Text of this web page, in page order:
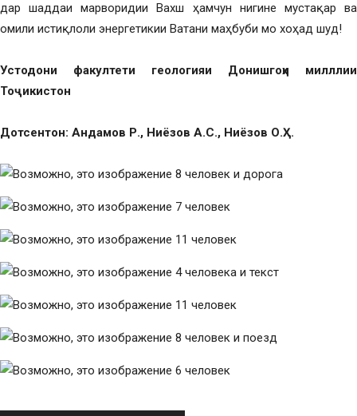
дар шаддаи марворидии Вахш ҳамчун нигине мустақар ва
омили истиқлоли энергетикии Ватани маҳбуби мо хоҳад шуд!
Устодони факултети геологияи Донишгоҳи милллии
Тоҷикистон
Дотсентон: Андамов Р., Ниёзов А.С., Ниёзов О.Ҳ.